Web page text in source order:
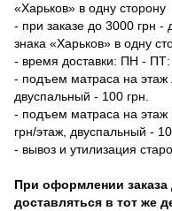
«Харьков» в одну сторону
- при заказе до 3000 грн -
знака «Харьков» в одну
- время доставки: ПН -
- подъем матраса на
двуспальный - 100 грн.
- подъем матраса на
грн/этаж, двуспальный -
- вывоз и утилизация
При оформлении
доставляться в тот же